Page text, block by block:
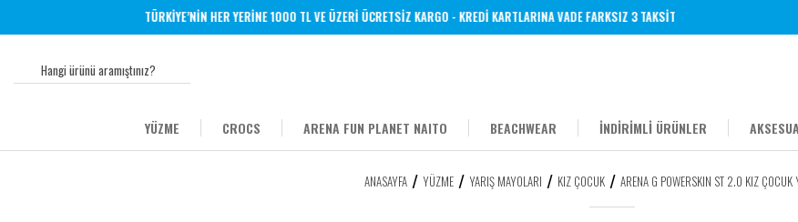
TÜRKİYE’NİN HER YERİNE 1000 TL VE ÜZERİ ÜCRETSİZ KARGO - KREDİ KARTLARINA VADE FARKSIZ 3 TAKSİT
YÜZME CROCS ARENA FUN PLANET NAITO BEACHWEAR İNDİRİMLİ ÜRÜNLER
ANASAYFA YÜZME YARIŞ MAYOLARI KIZ ÇOCUK ARENA G POWERSKIN ST 2.0 KIZ ÇOCUK